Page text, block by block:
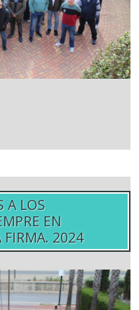
A LOS
EN
FIRMA. 2024